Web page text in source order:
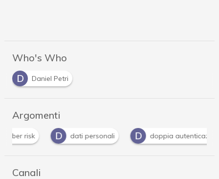
Who's Who
D
Daniel Petri
Argomenti
D
dati personali D doppia autenticazione M
Canali